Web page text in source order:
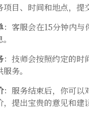
项目、时间和地点，提
：客服会在15分钟内与
：技师会按照约定的时
务。
：服务结束后，你可以
提出宝贵的意见和建